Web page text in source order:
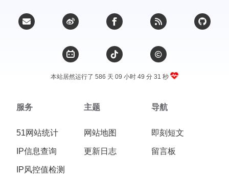
本站居然运行了 586 天 09 小时 49 分 32 秒
服务
51网站统计
IP信息查询
IP风控值检测
主题
网站地图
更新日志
导航
即刻短文
留言板